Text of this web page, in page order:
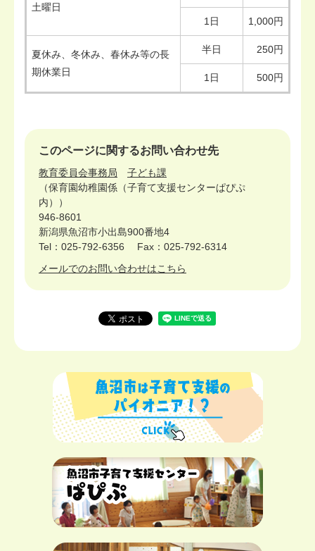
土曜日
1日 1,000円
夏休み、冬休み、春休み等の長
期休業日
半日 250円
1日 500円
このページに関するお問い合わせ先
教育委員会事務局
子ども課
保育園幼稚園係（子育て支援センターぱぴぷ
内）
946-8601
新潟県魚沼市小出島900番地4
Tel：025-792-6356
Fax：025-792-6314
メールでのお問い合わせはこちら